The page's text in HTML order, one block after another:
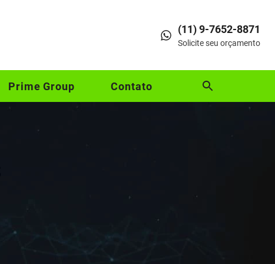
(11) 9-7652-8871
Solicite seu orçamento
Prime Group Contato